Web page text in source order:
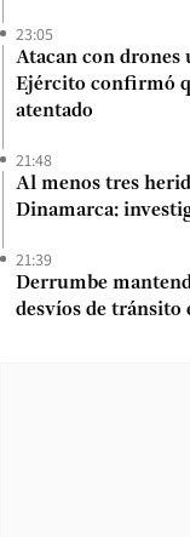
23:05
Atacan con drones
Ejército confirmó
atentado
21:48
Al menos tres
Dinamarca:
21:39
Derrumbe
desvíos de tránsito